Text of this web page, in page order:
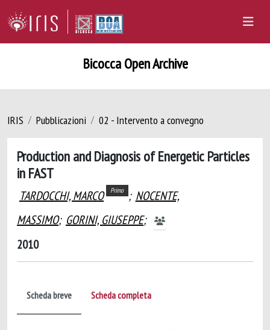
Bicocca Open Archive
IRIS Pubblicazioni 02 - Intervento a convegno
Production and Diagnosis of Energetic Particles
in FAST
TARDOCCHI, MARCO Primo ; NOCENTE,
MASSIMO; GORINI, GIUSEPPE;
2010
Scheda breve Scheda completa